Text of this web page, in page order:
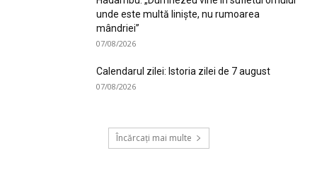
unde este multă liniște, nu rumoarea
mândriei”
07/08/2026
Calendarul zilei: Istoria zilei de 7 august
07/08/2026
Încărcați mai multe